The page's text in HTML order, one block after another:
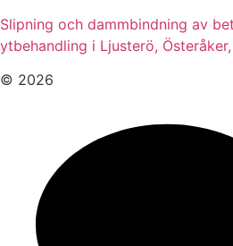
Slipning och dammbindning av
ytbehandling i Ljusterö,
© 2026